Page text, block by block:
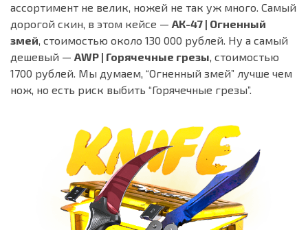
ассортимент не велик, ножей не так уж много. Самый
дорогой скин, в этом кейсе — АК-47 | Огненный
змей, стоимостью около 130 000 рублей. Ну а самый
дешевый — AWP | Горячечные грезы, стоимостью
1700 рублей. Мы думаем, “Огненный змей” лучше чем
нож, но есть риск выбить “Горячечные грезы”.